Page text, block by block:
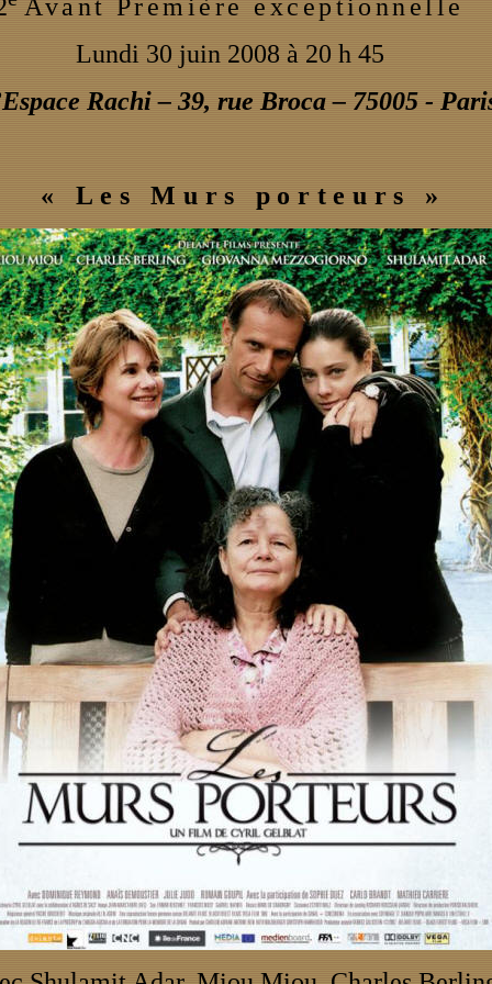
Avant Première exceptionnelle
Lundi 30 juin 2008 à 20 h 45
Rachi – 39, rue Broca – 75005 -
« Les Murs porteurs »